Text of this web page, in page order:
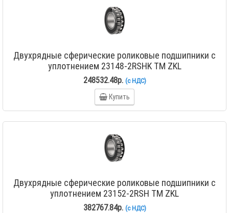
Двухрядные сферические роликовые подшипники с
уплотнением 23148-2RSHK TM ZKL
248532.48р. (с НДС)
Купить
Двухрядные сферические роликовые подшипники с
уплотнением 23152-2RSH TM ZKL
382767.84р. (с НДС)